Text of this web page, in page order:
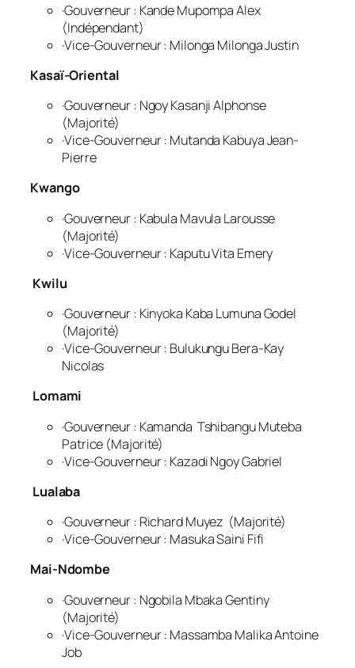
·Gouverneur : Kande Mupompa Alex
(Indépendant)
·Vice-Gouverneur : Milonga Milonga Justin
Kasaï-Oriental
·Gouverneur : Ngoy Kasanji Alphonse
(Majorité)
·Vice-Gouverneur : Mutanda Kabuya Jean-
Pierre
Kwango
·Gouverneur : Kabula Mavula Larousse
(Majorité)
·Vice-Gouverneur : Kaputu Vita Emery
Kwilu
·Gouverneur : Kinyoka Kaba Lumuna Godel
(Majorité)
·Vice-Gouverneur : Bulukungu Bera-Kay
Nicolas
Lomami
·Gouverneur : Kamanda Tshibangu Muteba
Patrice (Majorité)
·Vice-Gouverneur : Kazadi Ngoy Gabriel
Lualaba
·Gouverneur : Richard Muyez (Majorité)
·Vice-Gouverneur : Masuka Saini Fifi
Mai-Ndombe
·Gouverneur : Ngobila Mbaka Gentiny
(Majorité)
·Vice-Gouverneur : Massamba Malika Antoine
Job